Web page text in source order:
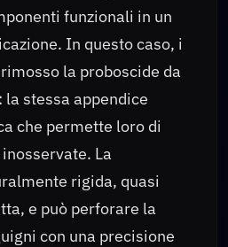
funzionali in un
In questo caso, i
la proboscide da
stessa appendice
che permette loro di
La
rigida, quasi
e può perforare la
con una precisione